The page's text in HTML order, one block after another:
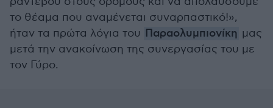
το θέαμα που αναμένεται συναρπαστικό!»,
ήταν τα πρώτα λόγια του Παραολυμπιονίκη μας
μετά την ανακοίνωση της συνεργασίας του με
τον Γύρο.